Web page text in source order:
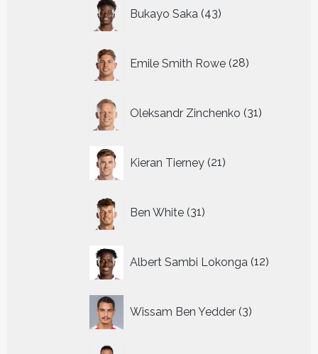
Bukayo Saka 43
producten
Emile Smith Rowe 28
producten
Oleksandr Zinchenko 31
producten
Kieran Tierney 21
producten
Ben White 31
producten
Albert Sambi Lokonga 12
Wissam Ben Yedder 3
producten